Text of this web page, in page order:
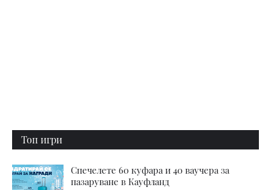
Топ игри
Спечелете 60 куфара и 40 ваучера за
пазаруване в Кауфланд